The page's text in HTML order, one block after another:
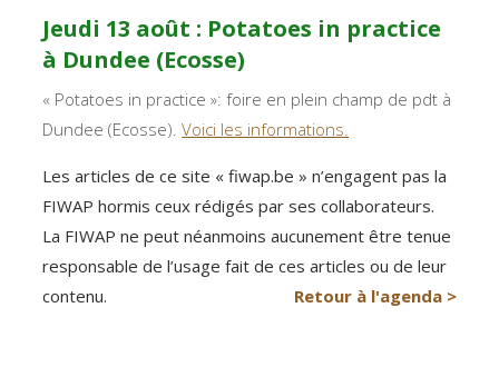
Jeudi 13 août : Potatoes in practice
à Dundee (Ecosse)
« Potatoes in practice »: foire en plein champ de pdt à
Dundee (Ecosse).Voici les informations.
Les articles de ce site « fiwap.be » n’engagent pas la
FIWAP hormis ceux rédigés par ses collaborateurs.
La FIWAP ne peut néanmoins aucunement être tenue
responsable de l’usage fait de ces articles ou de leur
contenu.
Retour à l'agenda >